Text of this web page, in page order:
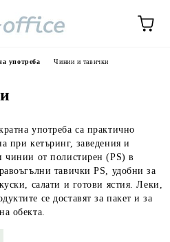
употреба Чинии и тавички
употреба са практично
при кетъринг, заведения и
чинии от полистирен (PS) в
тавички PS, удобни за
салати и готови ястия. Леки,
се доставят за пакет и за
обекта.